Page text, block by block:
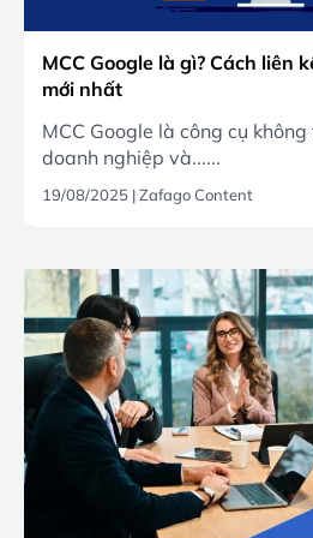
MCC Google là gì? Cách liên
mới nhất
MCC Google là công cụ
doanh nghiệp và......
19/08/2025 |Zafago Content